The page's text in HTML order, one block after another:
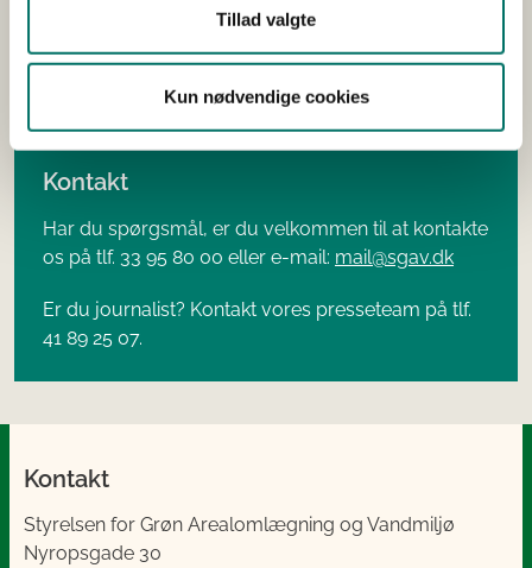
Tillad valgte
Kun nødvendige cookies
Få nyheder fra Styrelsen for Grøn Arealomlægning
og Vandmiljø sendt til din mailboks.
Kontakt
Har du spørgsmål, er du velkommen til at kontakte
os på tlf. 33 95 80 00 eller e-mail: mail@sgav.dk
Er du journalist? Kontakt vores presseteam på tlf.
41 89 25 07.
Kontakt
Styrelsen for Grøn Arealomlægning og Vandmiljø
Nyropsgade 30